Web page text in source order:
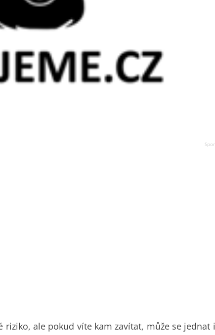
riziko, ale pokud víte kam zavítat, může se jednat i